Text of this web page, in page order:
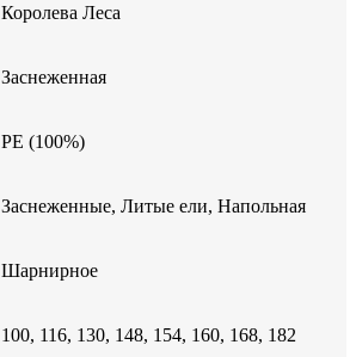
Королева Леса
Заснеженная
PE (100%)
Заснеженные, Литые ели, Напольная
Шарнирное
100, 116, 130, 148, 154, 160, 168, 182